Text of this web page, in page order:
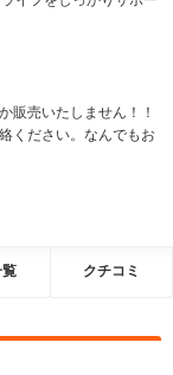
販売いたしません！！
ください。なんでもお
クチコミ